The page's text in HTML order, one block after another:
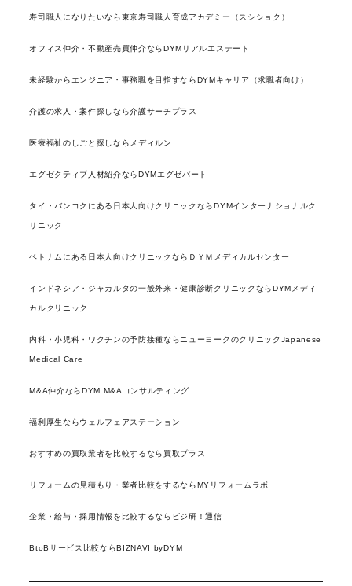
寿司職人になりたいなら東京寿司職人育成アカデミー（スシショク）
オフィス仲介・不動産売買仲介ならDYMリアルエステート
未経験からエンジニア・事務職を目指すならDYMキャリア（求職者向け）
介護の求人・案件探しなら介護サーチプラス
医療福祉のしごと探しならメディルン
エグゼクティブ人材紹介ならDYMエグゼパート
タイ・バンコクにある日本人向けクリニックならDYMインターナショナルク
リニック
ベトナムにある日本人向けクリニックならＤＹＭメディカルセンター
インドネシア・ジャカルタの一般外来・健康診断クリニックならDYMメディ
カルクリニック
内科・小児科・ワクチンの予防接種ならニューヨークのクリニックJapanese
Medical Care
M&A仲介ならDYM M&Aコンサルティング
福利厚生ならウェルフェアステーション
おすすめの買取業者を比較するなら買取プラス
リフォームの見積もり・業者比較をするならMYリフォームラボ
企業・給与・採用情報を比較するならビジ研！通信
BtoBサービス比較ならBIZNAVI byDYM